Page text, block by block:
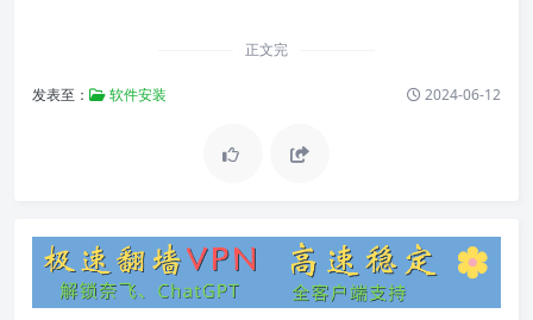
正文完
发表至： 软件安装 2024-06-12